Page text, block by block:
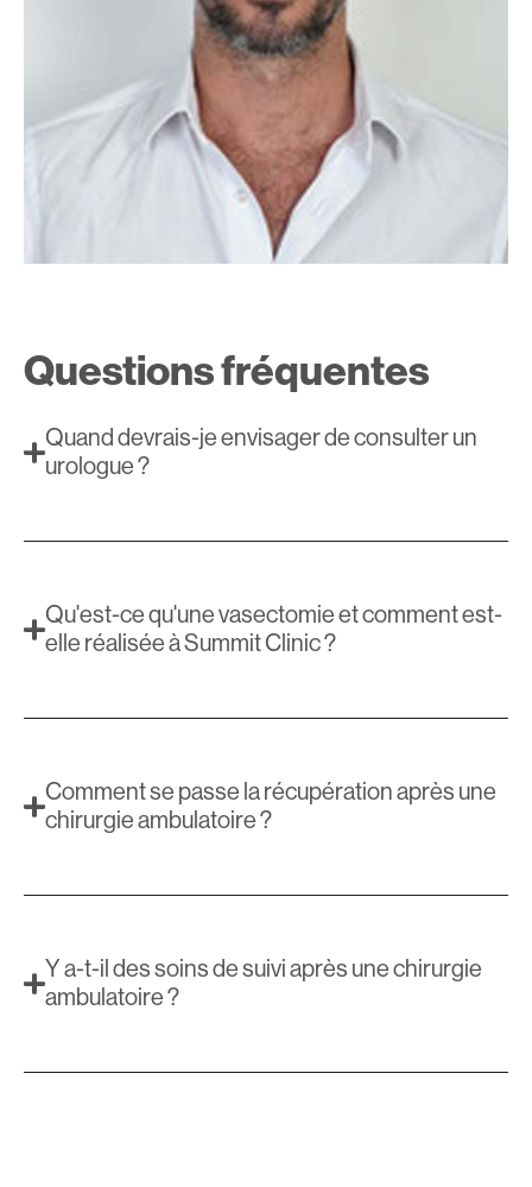
Questions fréquentes
Quand devrais-je envisager de consulter un
urologue ?
Qu'est-ce qu'une vasectomie et comment est-
elle réalisée à Summit Clinic ?
Comment se passe la récupération après une
chirurgie ambulatoire ?
Y a-t-il des soins de suivi après une chirurgie
ambulatoire ?